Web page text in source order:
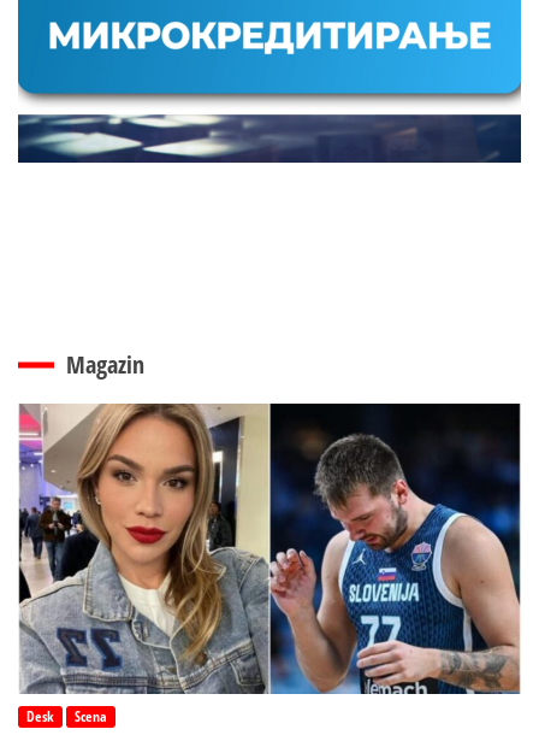
Magazin
Desk Scena